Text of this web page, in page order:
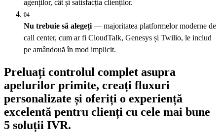
agenților, cât și satisfacția clienților.
04
Nu trebuie să alegeți — majoritatea platformelor moderne de
call center, cum ar fi CloudTalk, Genesys și Twilio, le includ
pe amândouă în mod implicit.
Preluați controlul complet asupra
apelurilor primite, creați fluxuri
personalizate și oferiți o experiență
excelentă pentru clienți cu cele mai bune
5 soluții IVR.